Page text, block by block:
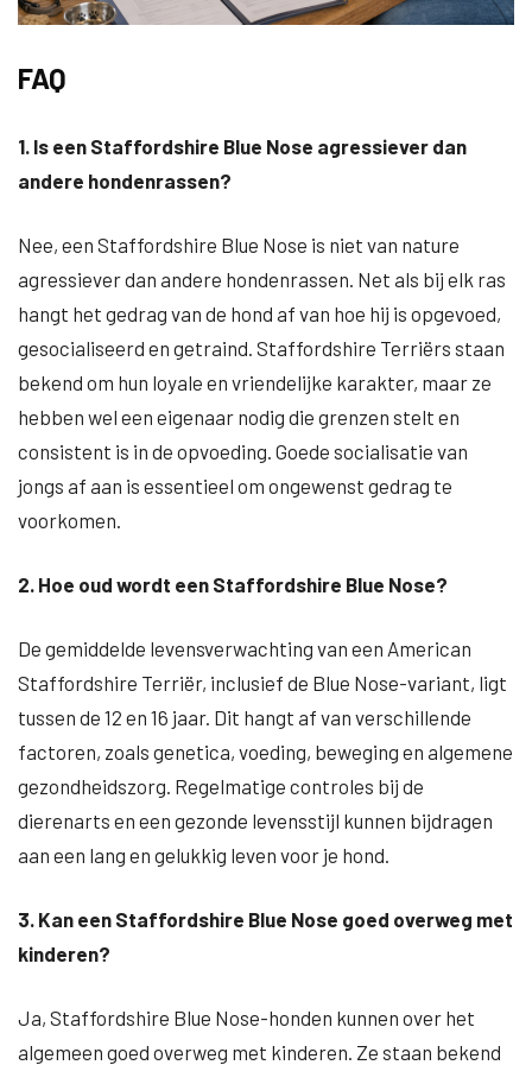
FAQ
1. Is een Staffordshire Blue Nose agressiever dan
andere hondenrassen?
Nee, een Staffordshire Blue Nose is niet van nature
agressiever dan andere hondenrassen. Net als bij elk ras
hangt het gedrag van de hond af van hoe hij is opgevoed,
gesocialiseerd en getraind. Staffordshire Terriërs staan
bekend om hun loyale en vriendelijke karakter, maar ze
hebben wel een eigenaar nodig die grenzen stelt en
consistent is in de opvoeding. Goede socialisatie van
jongs af aan is essentieel om ongewenst gedrag te
voorkomen.
2. Hoe oud wordt een Staffordshire Blue Nose?
De gemiddelde levensverwachting van een American
Staffordshire Terriër, inclusief de Blue Nose-variant, ligt
tussen de 12 en 16 jaar. Dit hangt af van verschillende
factoren, zoals genetica, voeding, beweging en algemene
gezondheidszorg. Regelmatige controles bij de
dierenarts en een gezonde levensstijl kunnen bijdragen
aan een lang en gelukkig leven voor je hond.
3. Kan een Staffordshire Blue Nose goed overweg met
kinderen?
Ja, Staffordshire Blue Nose-honden kunnen over het
algemeen goed overweg met kinderen. Ze staan bekend